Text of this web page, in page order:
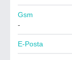
Gsm
-
E-Posta